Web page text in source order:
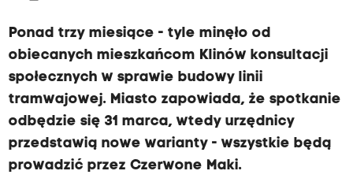
Ponad trzy miesiące - tyle minęło od
obiecanych mieszkańcom Klinów konsultacji
społecznych w sprawie budowy linii
tramwajowej. Miasto zapowiada, że spotkanie
odbędzie się 31 marca, wtedy urzędnicy
przedstawią nowe warianty - wszystkie będą
prowadzić przez Czerwone Maki.